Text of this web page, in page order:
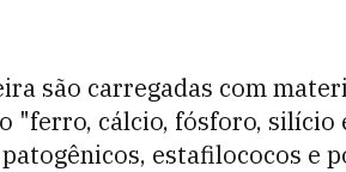
são carregadas com
"ferro, cálcio, fósforo, silício
estafilococos e